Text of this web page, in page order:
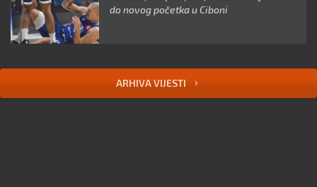
do novog početka u Ciboni
ARHIVA VIJESTI